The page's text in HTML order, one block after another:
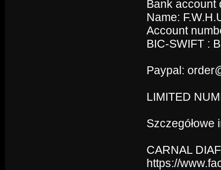
Bank account
Name:
Account
BIC-SWIFT :
Paypal:
LIMITED
Szczegółowe
CARNAL
https://